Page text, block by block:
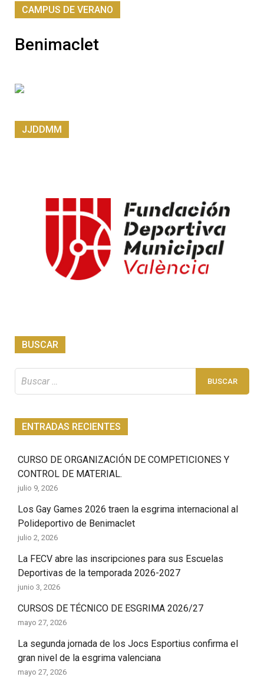
CAMPUS DE VERANO
Benimaclet
JJDDMM
BUSCAR
ENTRADAS RECIENTES
CURSO DE ORGANIZACIÓN DE COMPETICIONES Y
CONTROL DE MATERIAL.
julio 9, 2026
Los Gay Games 2026 traen la esgrima internacional al
Polideportivo de Benimaclet
julio 2, 2026
La FECV abre las inscripciones para sus Escuelas
Deportivas de la temporada 2026-2027
junio 3, 2026
CURSOS DE TÉCNICO DE ESGRIMA 2026/27
mayo 27, 2026
La segunda jornada de los Jocs Esportius confirma el
gran nivel de la esgrima valenciana
mayo 27, 2026